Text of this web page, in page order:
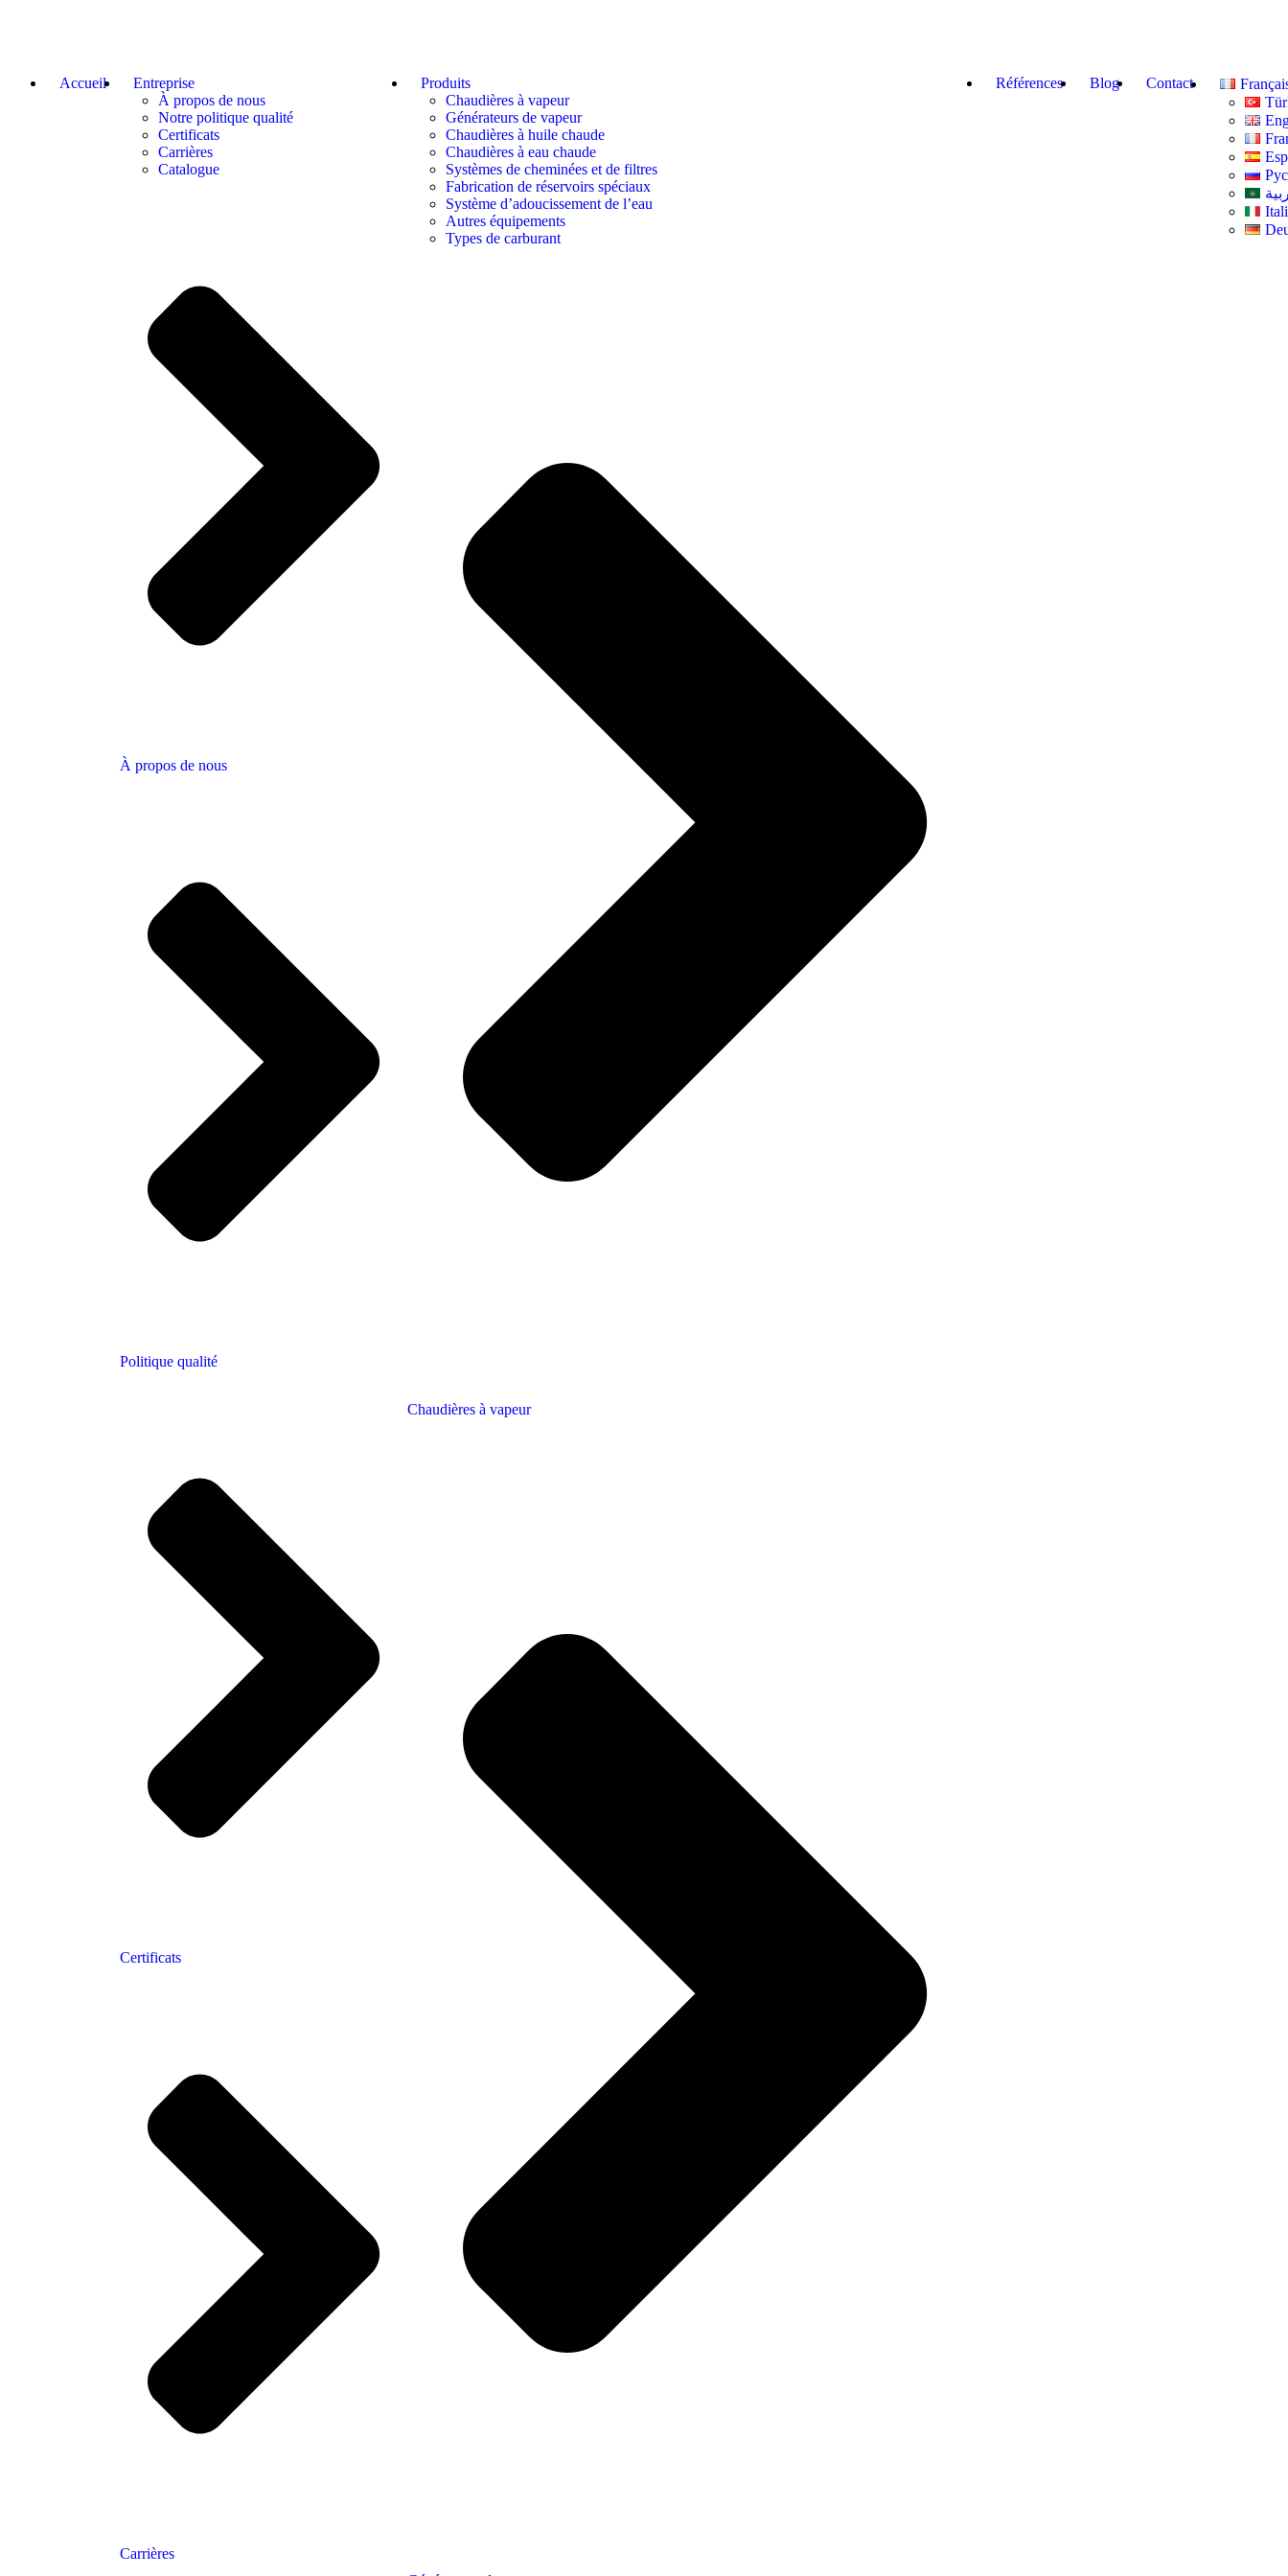
Accueil
Entreprise
À propos de nous
Notre politique qualité
Certificats
Carrières
Catalogue
À propos de nous
Politique qualité
Certificats
Carrières
Produits
Chaudières à vapeur
Générateurs de vapeur
Chaudières à huile chaude
Chaudières à eau chaude
Systèmes de cheminées et de filtres
Fabrication de réservoirs spéciaux
Système d’adoucissement de l’eau
Autres équipements
Types de carburant
Chaudières à vapeur
Références Blog Contact